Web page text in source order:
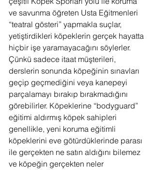
ve savunma öğreten Usta Eğitmenleri
“teatral gösteri” yapmakla suçlar,
yetiştirdikleri köpeklerin gerçek hayatta
hiçbir işe yaramayacağını söylerler.
Çünkü sadece itaat müşterileri,
derslerin sonunda köpeğinin sınavları
geçip geçmediğini veya kanepeyi
parçalamayı bırakıp bırakmadığını
görebilirler. Köpeklerine “bodyguard”
eğitimi aldırmış köpek sahipleri
genellikle, yeni koruma eğitimli
köpeklerini eve götürdüklerinde parası
ile gerçekten ne satın aldığını bilemez
ve köpeğin gerçekten neler